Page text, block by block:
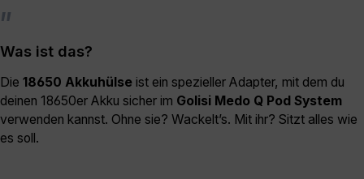
Was ist das?
Die 18650 Akkuhülse ist ein spezieller Adapter, mit dem du
deinen 18650er Akku sicher im Golisi Medo Q Pod System
verwenden kannst. Ohne sie? Wackelt’s. Mit ihr? Sitzt alles wie
es soll.